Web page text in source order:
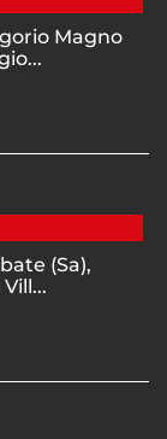
Magno
(Sa),